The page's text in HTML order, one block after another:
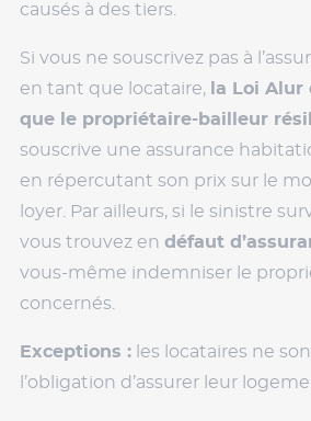
causés à des tiers.
Si vous ne souscrivez pas à
en tant que locataire, la Loi Alur
que le propriétaire-bailleur
souscrive une assurance
en répercutant son prix sur le
loyer. Par ailleurs, si le sinistre
vous trouvez en défaut
vous-même indemniser le
concernés.
Exceptions : les locataires ne
l’obligation d’assurer leur